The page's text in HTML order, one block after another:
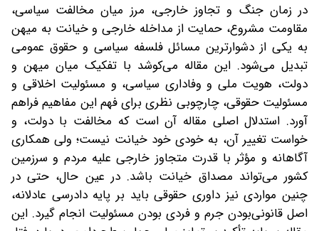
در زمان جنگ و تجاوز خارجی، مرز میان مخالفت سیاسی،
مقاومت مشروع، حمایت از مداخله خارجی و خیانت به میهن
به یکی از دشوارترین مسائل فلسفه سیاسی و حقوق عمومی
تبدیل می‌شود. این مقاله می‌کوشد با تفکیک میان میهن و
دولت، هویت ملی و وفاداری سیاسی، و مسئولیت اخلاقی و
مسئولیت حقوقی، چارچوبی نظری برای فهم این مفاهیم فراهم
آورد. استدلال اصلی مقاله آن است که مخالفت با دولت، و
خواست تغییر آن، به خودی خود خیانت نیست؛ ولی همکاری
آگاهانه و مؤثر با قدرت متجاوز خارجی علیه مردم و سرزمین
کشور می‌تواند مصداق خیانت باشد. در عین حال، حتی در
چنین مواردی نیز داوری حقوقی باید بر پایه دادرسی عادلانه،
اصل قانونی‌بودن جرم و فردی بودن مسئولیت انجام گیرد. این